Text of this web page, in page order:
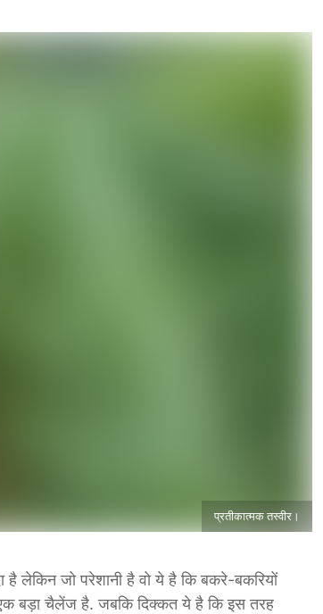
प्रतीकात्मक तस्वीर।
लेकिन जो परेशानी है वो ये है कि बकरे-बकरियों
एक बड़ा चैलेंज है. जबकि दिक्कत ये है कि इस तरह